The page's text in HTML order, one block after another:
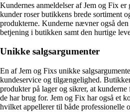
Kundernes anmeldelser af Jem og Fix
kunder roser butikkens brede sortiment
produkterne. Kunderne nævner også
betjening i butikken samt den hurtige
Unikke salgsargumenter
En af Jem og Fixs unikke
kundeservice og tilgængelighed.
produkter på lager og sikrer, at
de har brug for. Jem og Fix har også et
hvilket appellerer til både professionelle